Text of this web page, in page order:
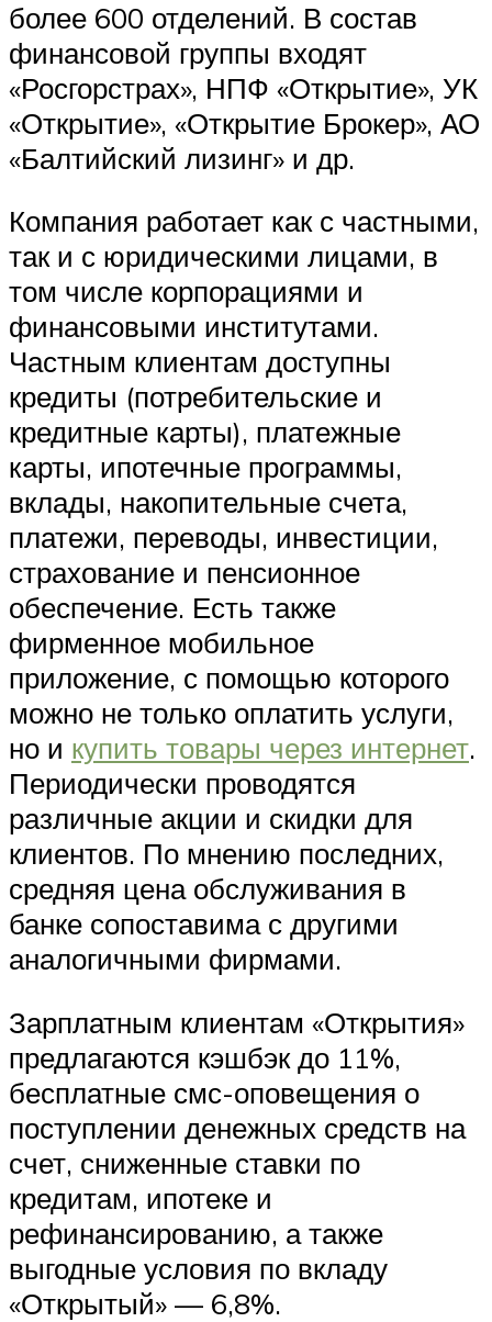
более 600 отделений. В состав
финансовой группы входят
«Росгорстрах», НПФ «Открытие», УК
«Открытие», «Открытие Брокер», АО
«Балтийский лизинг» и др.
Компания работает как с частными,
так и с юридическими лицами, в
том числе корпорациями и
финансовыми институтами.
Частным клиентам доступны
кредиты (потребительские и
кредитные карты), платежные
карты, ипотечные программы,
вклады, накопительные счета,
платежи, переводы, инвестиции,
страхование и пенсионное
обеспечение. Есть также
фирменное мобильное
приложение, с помощью которого
можно не только оплатить услуги,
но и купить товары через интернет.
Периодически проводятся
различные акции и скидки для
клиентов. По мнению последних,
средняя цена обслуживания в
банке сопоставима с другими
аналогичными фирмами.
Зарплатным клиентам «Открытия»
предлагаются кэшбэк до 11%,
бесплатные смс-оповещения о
поступлении денежных средств на
счет, сниженные ставки по
кредитам, ипотеке и
рефинансированию, а также
выгодные условия по вкладу
«Открытый» — 6,8%.